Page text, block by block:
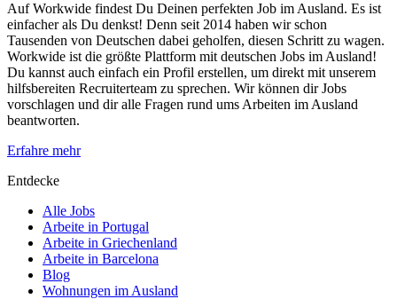
Auf Workwide findest Du Deinen perfekten Job im Ausland. Es ist
einfacher als Du denkst! Denn seit 2014 haben wir schon
Tausenden von Deutschen dabei geholfen, diesen Schritt zu wagen.
Workwide ist die größte Plattform mit deutschen Jobs im Ausland!
Du kannst auch einfach ein Profil erstellen, um direkt mit unserem
hilfsbereiten Recruiterteam zu sprechen. Wir können dir Jobs
vorschlagen und dir alle Fragen rund ums Arbeiten im Ausland
beantworten.
Erfahre mehr
Entdecke
Alle Jobs
Arbeite in Portugal
Arbeite in Griechenland
Arbeite in Barcelona
Blog
Wohnungen im Ausland